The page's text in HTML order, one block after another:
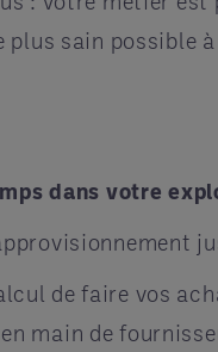
plus sain possible
dans votre
de faire vos
main de